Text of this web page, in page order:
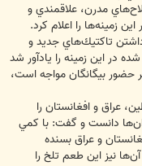
مدرن، علاقمندي و
زمينه‌ها را اعلام كرد.
داشتن تاكتيك‌هاي جديد و
در اين زمينه را يادآور شد
حضور بيگانگان مواجه است،
عراق و افغانستان را
دانست و گفت: با كمي
و عراق بسنده
نيز اين طعم تلخ را